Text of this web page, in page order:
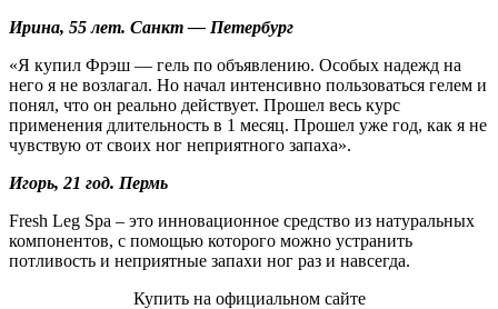
Ирина, 55 лет. Санкт — Петербург
«Я купил Фрэш — гель по объявлению. Особых надежд на
него я не возлагал. Но начал интенсивно пользоваться гелем и
понял, что он реально действует. Прошел весь курс
применения длительность в 1 месяц. Прошел уже год, как я не
чувствую от своих ног неприятного запаха».
Игорь, 21 год. Пермь
Fresh Leg Spa – это инновационное средство из натуральных
компонентов, с помощью которого можно устранить
потливость и неприятные запахи ног раз и навсегда.
Купить на официальном сайте